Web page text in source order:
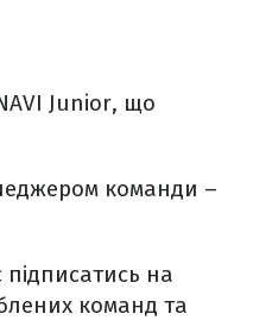
Junior, що
команди –
на
команд та